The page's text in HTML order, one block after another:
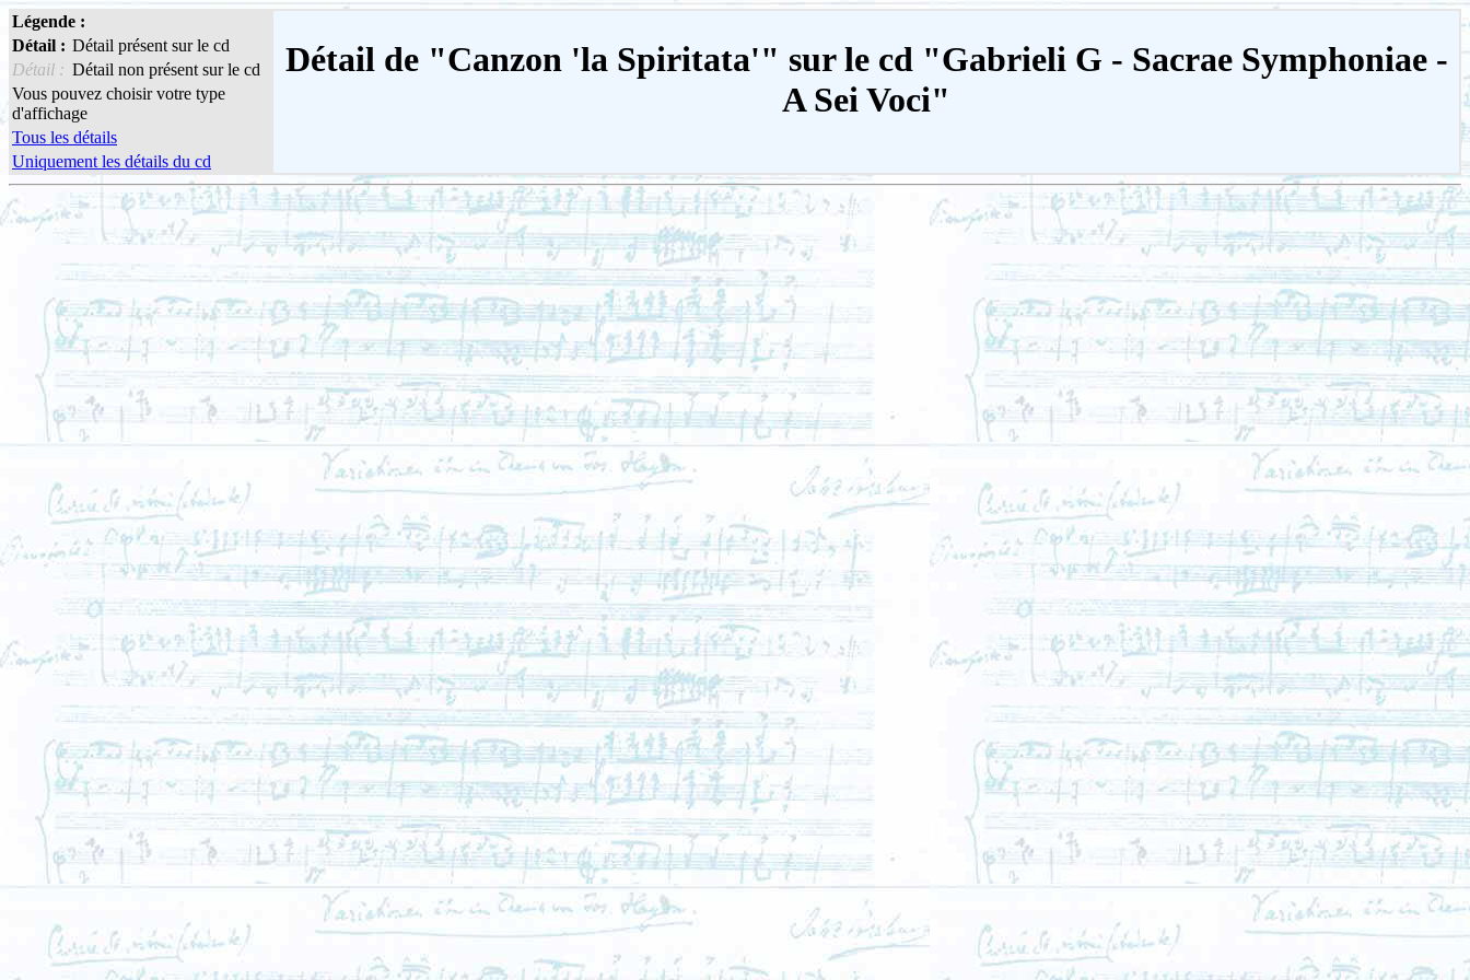
Légende :
Détail de "Canzon 'la Spiritata'" sur le cd "Gabrieli G - Sacrae Symphoniae -
A Sei Voci"
Détail : Détail présent sur le cd
Détail : Détail non présent sur le cd
Vous pouvez choisir votre type
d'affichage
Tous les détails
Uniquement les détails du cd